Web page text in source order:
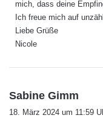
mich, dass deine
Ich freue mich auf
Liebe Grüße
Nicole
Sabine Gimm
a
18. März 2024 um 11:59